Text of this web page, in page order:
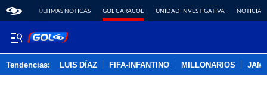
ÚLTIMAS NOTICAS GOL CARACOL UNIDAD INVESTIGATIVA NOTICIAS
Tendencias: LUIS DÍAZ FIFA-INFANTINO MILLONARIOS